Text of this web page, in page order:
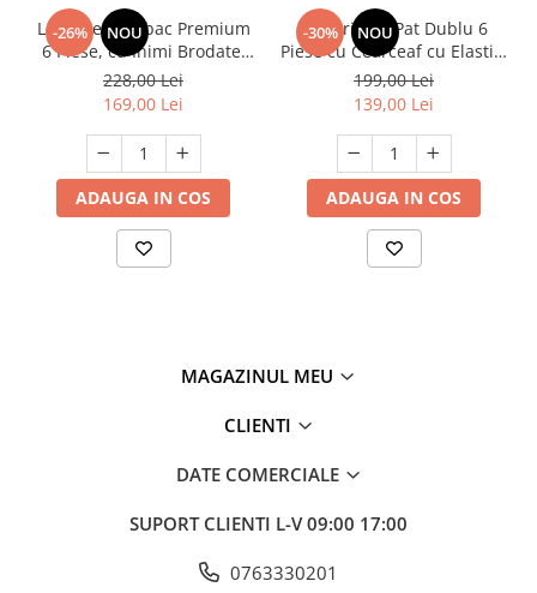
-26% NOU
Lenjerie Bumbac Premium
6 Piese, cu Inimi Brodate,
Turcoaz
228,00 Lei
169,00 Lei
ADAUGA IN COS
-30% NOU
Lenjerie de Pat Dublu 6
Piese cu Cearceaf cu Elastic,
Bumbac Finet Premium
199,00 Lei
139,00 Lei
ADAUGA IN COS
MAGAZINUL MEU
CLIENTI
DATE COMERCIALE
SUPORT CLIENTI L-V 09:00 17:00
0763330201